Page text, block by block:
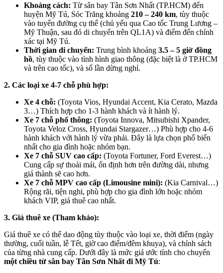
Khoảng cách: Từ sân bay Tân Sơn Nhất (TP.HCM) đến
huyện Mỹ Tú, Sóc Trăng khoảng 210 – 240 km, tùy thuộc
vào tuyến đường cụ thể (chủ yếu qua Cao tốc Trung Lương –
Mỹ Thuận, sau đó di chuyển trên QL1A) và điểm đến chính
xác tại Mỹ Tú.
Thời gian di chuyển: Trung bình khoảng 3.5 – 5 giờ đồng
hồ, tùy thuộc vào tình hình giao thông (đặc biệt là ở TP.HCM
và trên cao tốc), và số lần dừng nghỉ.
2. Các loại xe 4-7 chỗ phù hợp:
Xe 4 chỗ: (Toyota Vios, Hyundai Accent, Kia Cerato, Mazda
3…) Thích hợp cho 1-3 hành khách và ít hành lý.
Xe 7 chỗ phổ thông: (Toyota Innova, Mitsubishi Xpander,
Toyota Veloz Cross, Hyundai Stargazer…) Phù hợp cho 4-6
hành khách với hành lý vừa phải. Đây là lựa chọn phổ biến
nhất cho gia đình hoặc nhóm bạn.
Xe 7 chỗ SUV cao cấp: (Toyota Fortuner, Ford Everest…)
Cung cấp sự thoải mái, ổn định hơn trên đường dài, nhưng
giá thành sẽ cao hơn.
Xe 7 chỗ MPV cao cấp (Limousine mini): (Kia Carnival…)
Rộng rãi, tiện nghi, phù hợp cho gia đình lớn hoặc nhóm
khách VIP, giá thuê cao nhất.
3. Giá thuê xe (Tham khảo):
Giá thuê xe có thể dao động tùy thuộc vào loại xe, thời điểm (ngày
thường, cuối tuần, lễ Tết, giờ cao điểm/đêm khuya), và chính sách
của từng nhà cung cấp. Dưới đây là mức giá ước tính cho chuyến
một chiều từ sân bay Tân Sơn Nhất đi Mỹ Tú: